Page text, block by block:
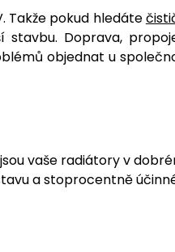
Takže pokud hledáte
Doprava,
objednat u
vaše radiátory v
a stoprocentně